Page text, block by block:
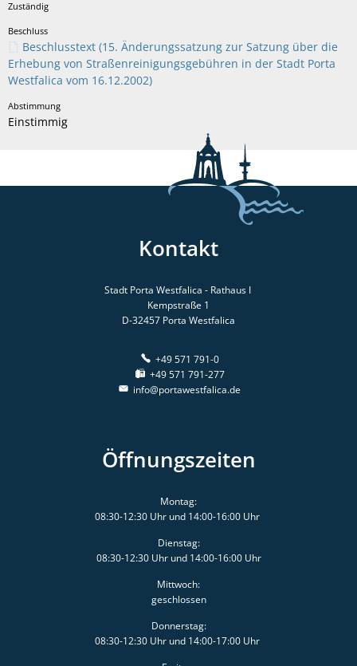
Beschlusstext (15. Änderungssatzung zur Satzung über die
Erhebung von Straßenreinigungsgebühren in der Stadt Porta
Westfalica vom 16.12.2002)
Einstimmig
Kontakt
Stadt Porta Westfalica - Rathaus I
Kempstraße 1
D-32457 Porta Westfalica
+49 571 791-0
+49 571 791-277
info@portawestfalica.de
Öffnungszeiten
Montag:
08:30-12:30 Uhr und 14:00-16:00 Uhr
Dienstag:
08:30-12:30 Uhr und 14:00-16:00 Uhr
Mittwoch:
geschlossen
Donnerstag:
08:30-12:30 Uhr und 14:00-17:00 Uhr